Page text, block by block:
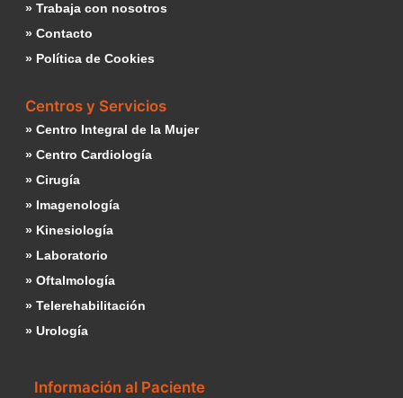
» Trabaja con nosotros
» Contacto
» Política de Cookies
Centros y Servicios
» Centro Integral de la Mujer
» Centro Cardiología
» Cirugía
» Imagenología
» Kinesiología
» Laboratorio
» Oftalmología
» Telerehabilitación
» Urología
Información al Paciente